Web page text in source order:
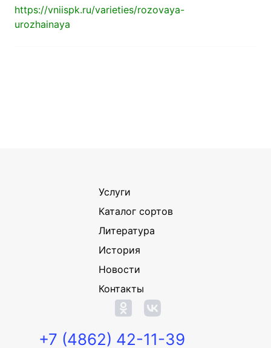
https://vniispk.ru/varieties/rozovaya-
urozhainaya
Услуги
Каталог сортов
Литература
История
Новости
Контакты
+7 (4862) 42-11-39